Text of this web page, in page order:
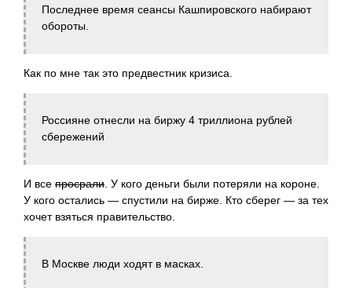
Последнее время сеансы Кашпировского набирают
обороты.
Как по мне так это предвестник кризиса.
Россияне отнесли на биржу 4 триллиона рублей
сбережений
И все просрали . У кого деньги были потеряли на короне.
У кого остались — спустили на бирже. Кто сберег — за тех
хочет взяться правительство.
В Москве люди ходят в масках.